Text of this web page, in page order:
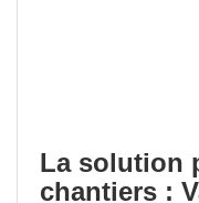
La solution
chantiers :